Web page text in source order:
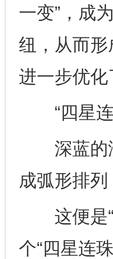
一变”，成
纽，从而形
进一步优化
“四星连
深蓝的海
成弧形排
这便是“
个“四星连